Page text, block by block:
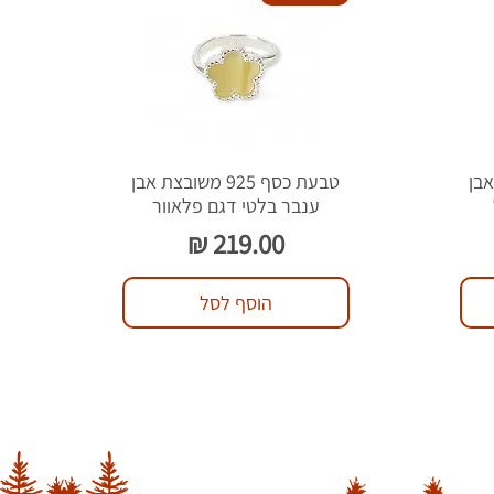
אבן
טבעת כסף 925 משובצת אבן
ענבר בלטי דגם פלאוור
מחיר‏219.00 ‏₪
הוסף לסל